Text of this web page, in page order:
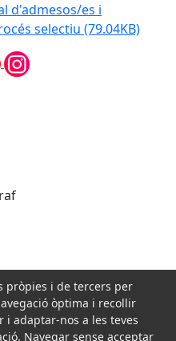
d'admesos/es i
selectiu (79.04KB)
pròpies i de tercers per
òptima i recollir
adaptar-nos a les teves
Navegar sense acceptar